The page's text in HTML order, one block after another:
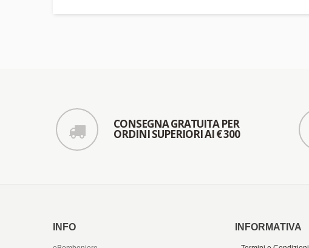
CONSEGNA GRATUITA PER
ORDINI SUPERIORI AI € 300
INFO INFORMATIVA